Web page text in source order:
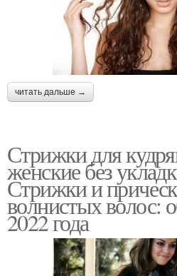
читать дальше →
Стрижки для
женские без
Стрижки и
волнистых волос:
2022 года